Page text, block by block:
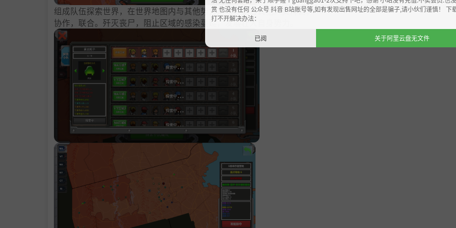
组成队伍探索世界，在世界地图内与其他势力沟通，联合其他人类阵营。
协作，联合。歼灭丧尸，阻止区域的感染蔓延，发展壮大自身势力。
赏 也没有任何 公众号 抖音 B站账号等,如有发现出售网址的全部是骗子,请小伙们谨慎！ 下
打不开解决办法：
已阅 关于阿里云盘无文件